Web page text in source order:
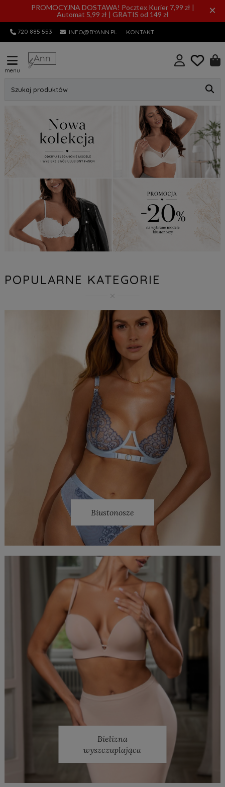
PROMOCYJNA DOSTAWA! Pocztex Kurier 7,99 zł |
Automat 5,99 zł | GRATIS od 149 zł
×
720 885 553 INFO@BYANN.PL KONTAKT
menu
Szukaj produktów
POPULARNE KATEGORIE
Biustonosze
Bielizna
wyszczuplająca